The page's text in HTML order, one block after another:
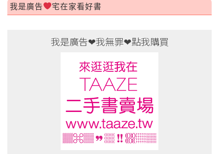
我是廣告 宅在家看好書